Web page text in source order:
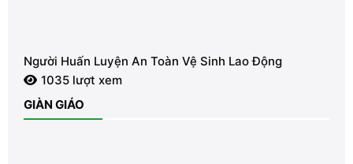
Người Huấn Luyện An Toàn Vệ Sinh Lao Động
1035 lượt xem
GIÀN GIÁO